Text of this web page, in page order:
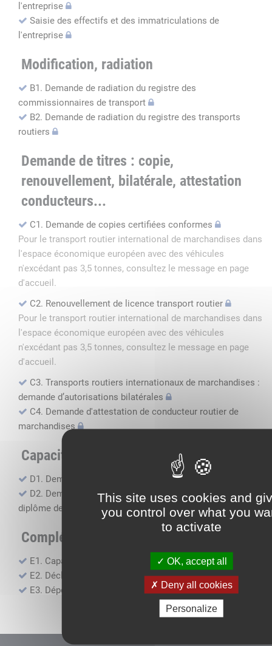
This site uses cookies and
you control over what you
to activate
OK, accept all
Deny all cookies
Personalize
l'entreprise
Saisie des effectifs et des immatriculations de
l'entreprise
Modification, radiation
B1. Demande de radiation du registre des
commissionnaires de transport
B2. Demande de radiation du registre des transports
routiers
Demande de titres : copie,
renouvellement, bilatérale, attestation
conducteurs...
C1. Demande de copies certifiées conformes
Pour le transport routier international de marchandises dans
l'espace économique européen avec des véhicules
n'excédant pas 3,5 tonnes, consultez le message en page
d'accueil.
C2. Renouvellement de licence transport routier
Pour le transport routier international de marchandises dans
l'espace économique européen avec des véhicules
n'excédant pas 3,5 tonnes, consultez le message en page
d'accueil.
C3. Transports routiers internationaux de marchandises :
demande d’autorisations bilatérales
C4. Demande d'attestation de conducteur routier de
marchandises
Capacité professionnelle
D1. Demande d’attestation de capacité professionnelle
D2. Demande de certificat attestant l'obtention du
diplôme de capacité professionnelle
Compléments, suivi financier
E1. Capacité financière
E2. Déclaration de sous-traitance
E3. Dépôt des comptes annuels